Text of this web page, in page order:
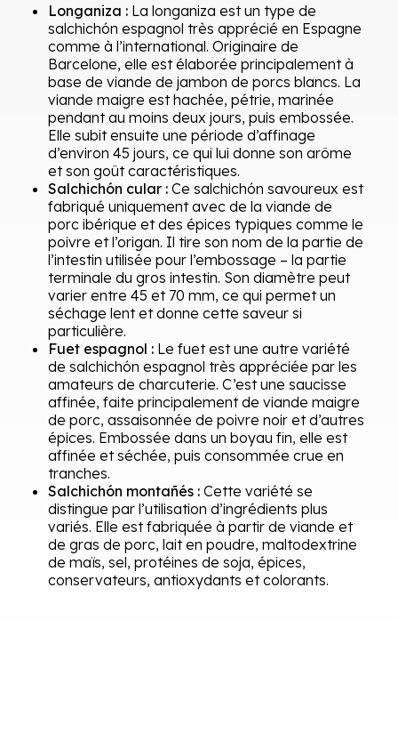
Longaniza : La longaniza est un type de
salchichón espagnol très apprécié en Espagne
comme à l’international. Originaire de
Barcelone, elle est élaborée principalement à
base de viande de jambon de porcs blancs. La
viande maigre est hachée, pétrie, marinée
pendant au moins deux jours, puis embossée.
Elle subit ensuite une période d’affinage
d’environ 45 jours, ce qui lui donne son arôme
et son goût caractéristiques.
Salchichón cular : Ce salchichón savoureux est
fabriqué uniquement avec de la viande de
porc ibérique et des épices typiques comme le
poivre et l’origan. Il tire son nom de la partie de
l’intestin utilisée pour l’embossage – la partie
terminale du gros intestin. Son diamètre peut
varier entre 45 et 70 mm, ce qui permet un
séchage lent et donne cette saveur si
particulière.
Fuet espagnol : Le fuet est une autre variété
de salchichón espagnol très appréciée par les
amateurs de charcuterie. C’est une saucisse
affinée, faite principalement de viande maigre
de porc, assaisonnée de poivre noir et d’autres
épices. Embossée dans un boyau fin, elle est
affinée et séchée, puis consommée crue en
tranches.
Salchichón montañés : Cette variété se
distingue par l’utilisation d’ingrédients plus
variés. Elle est fabriquée à partir de viande et
de gras de porc, lait en poudre, maltodextrine
de maïs, sel, protéines de soja, épices,
conservateurs, antioxydants et colorants.